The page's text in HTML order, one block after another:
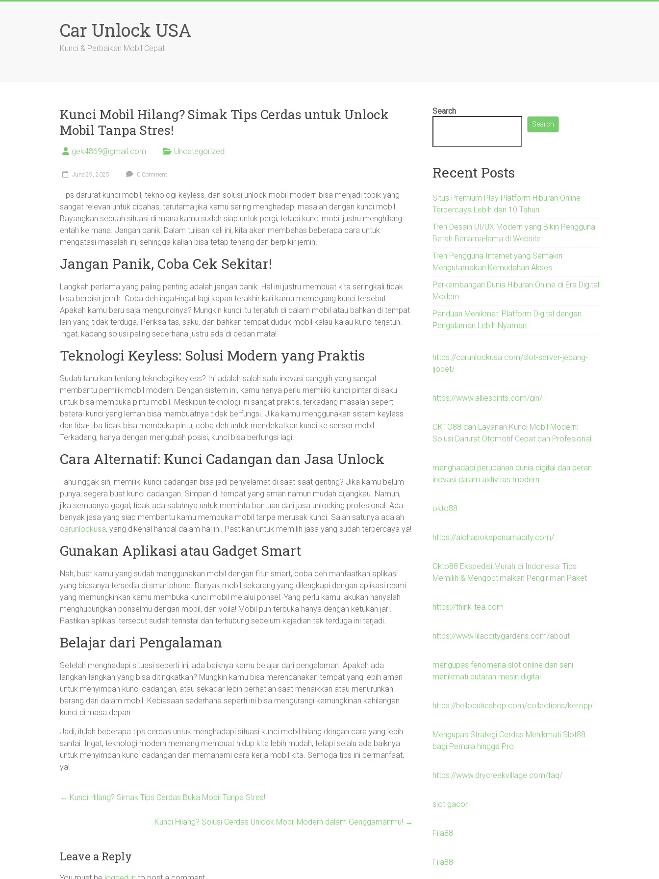
Car Unlock USA
Kunci & Perbaikan Mobil Cepat
Kunci Mobil Hilang? Simak Tips Cerdas untuk Unlock
Mobil Tanpa Stres!
gek4869@gmail.com Uncategorized
June 29, 2025 0 Comment
Tips darurat kunci mobil, teknologi keyless, dan solusi unlock mobil modern bisa menjadi topik yang
sangat relevan untuk dibahas, terutama jika kamu sering menghadapi masalah dengan kunci mobil.
Bayangkan sebuah situasi di mana kamu sudah siap untuk pergi, tetapi kunci mobil justru menghilang
entah ke mana. Jangan panik! Dalam tulisan kali ini, kita akan membahas beberapa cara untuk
mengatasi masalah ini, sehingga kalian bisa tetap tenang dan berpikir jernih.
Jangan Panik, Coba Cek Sekitar!
Langkah pertama yang paling penting adalah jangan panik. Hal ini justru membuat kita seringkali tidak
bisa berpikir jernih. Coba deh ingat-ingat lagi kapan terakhir kali kamu memegang kunci tersebut.
Apakah kamu baru saja menguncinya? Mungkin kunci itu terjatuh di dalam mobil atau bahkan di tempat
lain yang tidak terduga. Periksa tas, saku, dan bahkan tempat duduk mobil kalau-kalau kunci terjatuh.
Ingat, kadang solusi paling sederhana justru ada di depan mata!
Teknologi Keyless: Solusi Modern yang Praktis
Sudah tahu kan tentang teknologi keyless? Ini adalah salah satu inovasi canggih yang sangat
membantu pemilik mobil modern. Dengan sistem ini, kamu hanya perlu memiliki kunci pintar di saku
untuk bisa membuka pintu mobil. Meskipun teknologi ini sangat praktis, terkadang masalah seperti
baterai kunci yang lemah bisa membuatnya tidak berfungsi. Jika kamu menggunakan sistem keyless
dan tiba-tiba tidak bisa membuka pintu, coba deh untuk mendekatkan kunci ke sensor mobil.
Terkadang, hanya dengan mengubah posisi, kunci bisa berfungsi lagi!
Cara Alternatif: Kunci Cadangan dan Jasa Unlock
Tahu nggak sih, memiliki kunci cadangan bisa jadi penyelamat di saat-saat genting? Jika kamu belum
punya, segera buat kunci cadangan. Simpan di tempat yang aman namun mudah dijangkau. Namun,
jika semuanya gagal, tidak ada salahnya untuk meminta bantuan dari jasa unlocking profesional. Ada
banyak jasa yang siap membantu kamu membuka mobil tanpa merusak kunci. Salah satunya adalah
carunlockusa, yang dikenal handal dalam hal ini. Pastikan untuk memilih jasa yang sudah terpercaya ya!
Gunakan Aplikasi atau Gadget Smart
Nah, buat kamu yang sudah menggunakan mobil dengan fitur smart, coba deh manfaatkan aplikasi
yang biasanya tersedia di smartphone. Banyak mobil sekarang yang dilengkapi dengan aplikasi resmi
yang memungkinkan kamu membuka kunci mobil melalui ponsel. Yang perlu kamu lakukan hanyalah
menghubungkan ponselmu dengan mobil, dan voila! Mobil pun terbuka hanya dengan ketukan jari.
Pastikan aplikasi tersebut sudah terinstal dan terhubung sebelum kejadian tak terduga ini terjadi.
Belajar dari Pengalaman
Setelah menghadapi situasi seperti ini, ada baiknya kamu belajar dari pengalaman. Apakah ada
langkah-langkah yang bisa ditingkatkan? Mungkin kamu bisa merencanakan tempat yang lebih aman
untuk menyimpan kunci cadangan, atau sekadar lebih perhatian saat menaikkan atau menurunkan
barang dari dalam mobil. Kebiasaan sederhana seperti ini bisa mengurangi kemungkinan kehilangan
kunci di masa depan.
Jadi, itulah beberapa tips cerdas untuk menghadapi situasi kunci mobil hilang dengan cara yang lebih
santai. Ingat, teknologi modern memang membuat hidup kita lebih mudah, tetapi selalu ada baiknya
untuk menyimpan kunci cadangan dan memahami cara kerja mobil kita. Semoga tips ini bermanfaat,
ya!
← Kunci Hilang? Simak Tips Cerdas Buka Mobil Tanpa Stres!
Kunci Hilang? Solusi Cerdas Unlock Mobil Modern dalam Genggamanmu! →
Leave a Reply
Search
Search
Recent Posts
Situs Premium Play Platform Hiburan Online
Terpercaya Lebih dari 10 Tahun
Tren Desain UI/UX Modern yang Bikin Pengguna
Betah Berlama-lama di Website
Tren Pengguna Internet yang Semakin
Mengutamakan Kemudahan Akses
Perkembangan Dunia Hiburan Online di Era Digital
Modern
Panduan Menikmati Platform Digital dengan
Pengalaman Lebih Nyaman
https://carunlockusa.com/slot-server-jepang-
ijobet/
https://www.alliespirits.com/gin/
OKTO88 dan Layanan Kunci Mobil Modern:
Solusi Darurat Otomotif Cepat dan Profesional
menghadapi perubahan dunia digital dan peran
inovasi dalam aktivitas modern
okto88
https://alohapokepanamacity.com/
Okto88 Ekspedisi Murah di Indonesia: Tips
Memilih & Mengoptimalkan Pengiriman Paket
https://think-tea.com
https://www.lilaccitygardens.com/about
mengupas fenomena slot online dan seni
menikmati putaran mesin digital
https://hellocutieshop.com/collections/keroppi
Mengupas Strategi Cerdas Menikmati Slot88
bagi Pemula hingga Pro
https://www.drycreekvillage.com/faq/
slot gacor
Fila88
Fila88